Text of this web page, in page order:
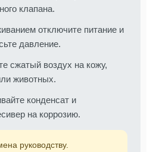
клапана.
отключите питание и
давление.
сжатый воздух на кожу,
животных.
конденсат и
на коррозию.
руководству.